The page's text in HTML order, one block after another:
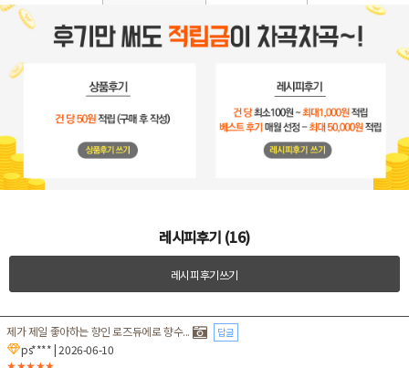
레시피후기 (16)
레시피후기쓰기
제가 제일 좋아하는 향인 로즈듀에로 향수... 답글
ps****| 2026-06-10